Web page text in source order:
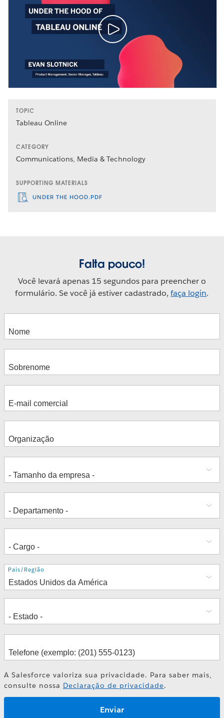
TOPIC
Tableau Online
CATEGORY
Communications, Media & Technology
SUPPORTING MATERIALS
UNDER THE HOOD.PDF
Falta pouco!
Você levará apenas 15 segundos para preencher o
formulário. Se você já estiver cadastrado,faça login.
Endereço
País/Região
A Salesforce valoriza sua privacidade. Para saber mais,
consulte nossa Declaração de privacidade.